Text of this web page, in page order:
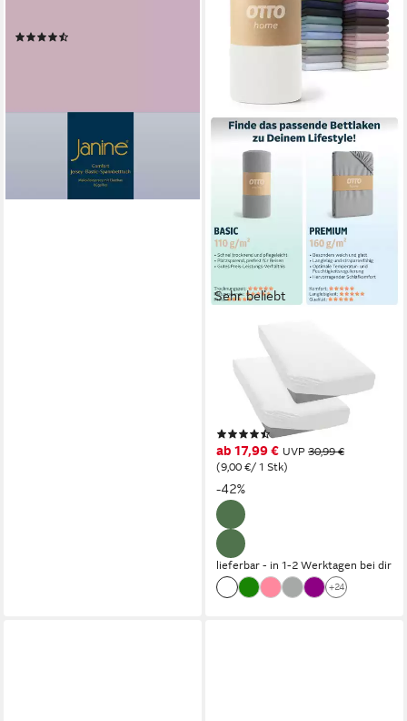
Sehr beliebt
Spannbettlaken
BLACKBERRY in BASIC und
PREMIUM Qualität, 100%
Baumwolle, Jersey (110 g/m),
Gummizug: rundum, (2 Stück),
für hohe Matratzen bis 28 cm,
Bettlaken, Spannbetttuch,
Boxspring
(10383)
ab 17,99 € UVP 30,99 €
(9,00 €/ 1 Stk)
-42%
lieferbar - in 1-2 Werktagen bei dir
+24